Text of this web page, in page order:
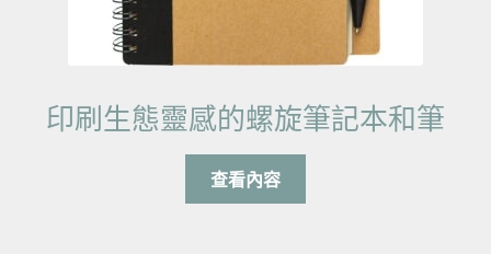
印刷生態靈感的螺旋筆記本和筆
查看內容